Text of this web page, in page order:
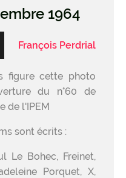
1964
François Perdrial
figure cette photo
du n°60 de
de l'IPEM
sont écrits :
Le Bohec, Freinet,
Porquet, X,